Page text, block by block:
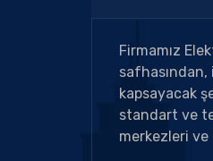
Firmamız
kapsayacak
standart ve
merkezleri ve